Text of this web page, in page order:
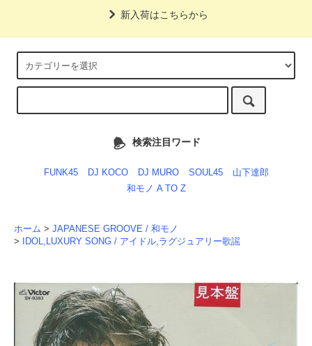
新入荷はこちらから
検索注目ワード
FUNK45 DJ KOCO DJ MURO SOUL45
山下達郎
和モノ A TO Z
ホーム > JAPANESE GROOVE / 和モノ
>
IDOL,LUXURY SONG / アイドル,ラグジュアリー歌謡